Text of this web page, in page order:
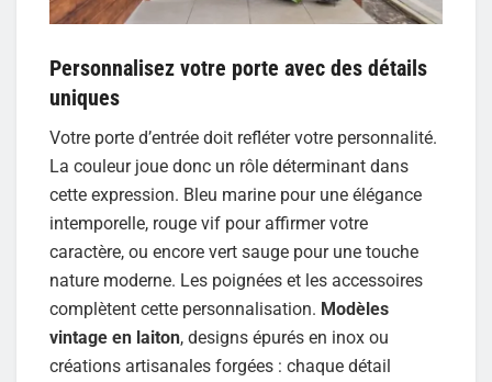
Personnalisez votre porte avec des détails
uniques
Votre porte d’entrée doit refléter votre personnalité.
La couleur joue donc un rôle déterminant dans
cette expression. Bleu marine pour une élégance
intemporelle, rouge vif pour affirmer votre
caractère, ou encore vert sauge pour une touche
nature moderne. Les poignées et les accessoires
complètent cette personnalisation. Modèles
vintage en laiton, designs épurés en inox ou
créations artisanales forgées : chaque détail